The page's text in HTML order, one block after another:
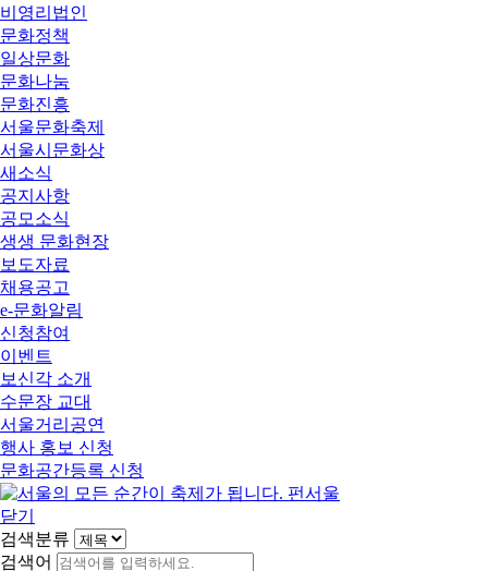
비영리법인
문화정책
일상문화
문화나눔
문화진흥
서울문화축제
서울시문화상
새소식
공지사항
공모소식
생생 문화현장
보도자료
채용공고
e-문화알림
신청참여
이벤트
보신각 소개
수문장 교대
서울거리공연
행사 홍보 신청
문화공간등록 신청
닫기
검색분류
검색어